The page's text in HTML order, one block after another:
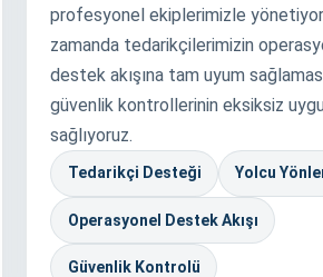
profesyonel ekiplerimizle
zamanda tedarikçilerimizin
destek akışına tam uyum
güvenlik kontrollerinin eksiksiz
sağlıyoruz.
Tedarikçi Desteği Yolcu
Operasyonel Destek Akışı
Güvenlik Kontrolü